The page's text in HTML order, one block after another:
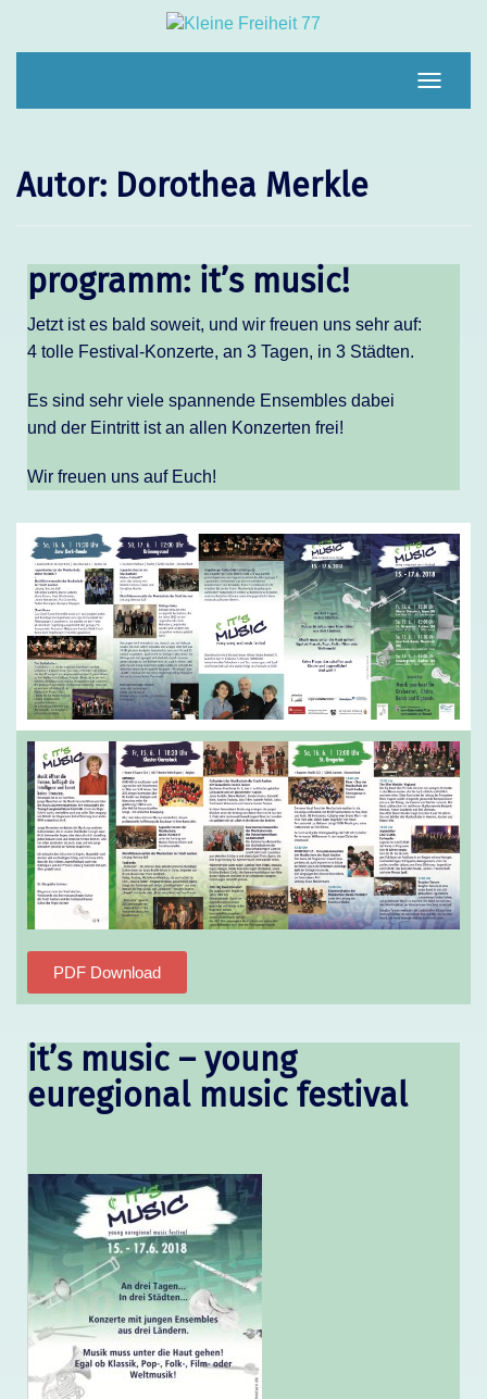
Autor: Dorothea Merkle
programm: it’s music!
Jetzt ist es bald soweit, und wir freuen uns sehr auf:
4 tolle Festival-Konzerte, an 3 Tagen, in 3 Städten.
Es sind sehr viele spannende Ensembles dabei
und der Eintritt ist an allen Konzerten frei!
Wir freuen uns auf Euch!
PDF Download
it’s music – young
euregional music festival